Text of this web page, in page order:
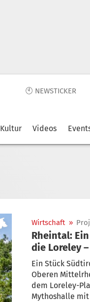
🕙 NEWSTICKER
Kultur Videos
Wirtschaft »
Rheintal:
Ein Stück
Oberen
dem Loreley-
Mythoshalle